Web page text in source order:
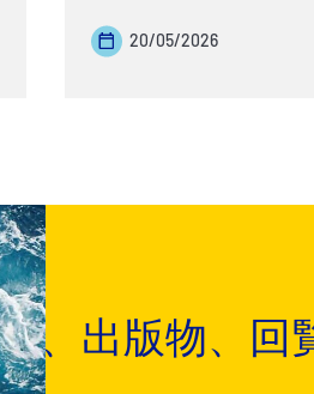
20/05/2026
、出版物、回